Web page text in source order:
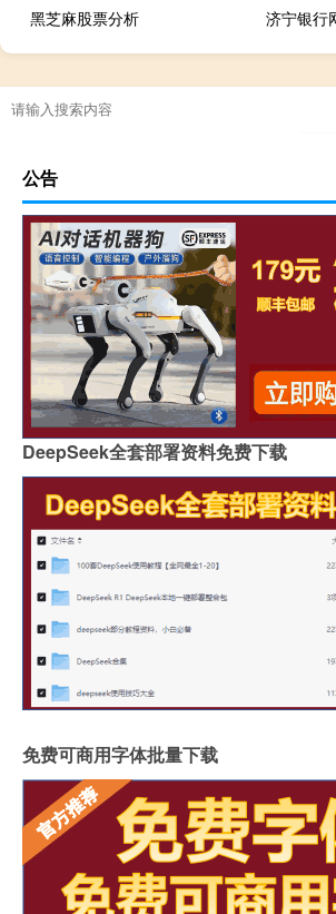
黑芝麻股票分析
公告
DeepSeek全套部署资料免费下载
免费可商用字体批量下载